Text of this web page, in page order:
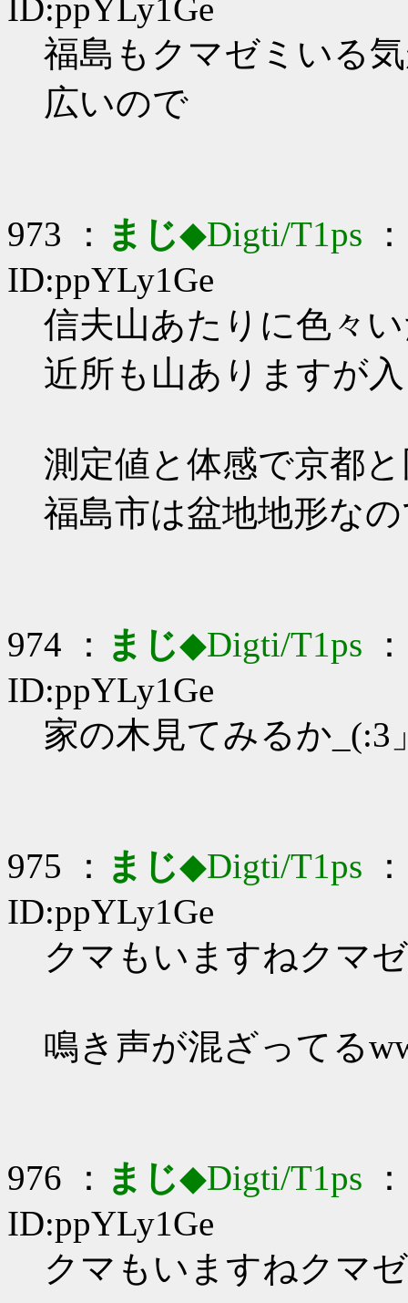
ID:ppYLy1Ge
福島もクマゼミいる
広いので
973 ： まじ◆Digti/T1ps
ID:ppYLy1Ge
信夫山あたりに色々
近所も山ありますが
測定値と体感で京都
福島市は盆地地形な
974 ： まじ◆Digti/T1ps
ID:ppYLy1Ge
家の木見てみるか_(:3
975 ： まじ◆Digti/T1ps
ID:ppYLy1Ge
クマもいますねクマ
鳴き声が混ざってる
976 ： まじ◆Digti/T1ps
ID:ppYLy1Ge
クマもいますねクマ